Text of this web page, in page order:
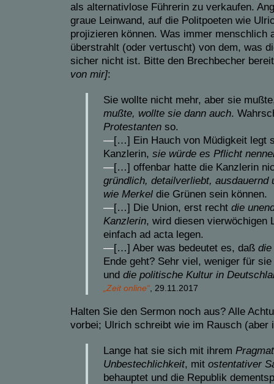
als alternativlose Führerin zu verkaufen.
graue Leinwand, auf die Politpoeten wie
projizieren können. Was immer menschlich
überstrahlt (oder vertuscht) von dem, was
sicher nicht ist. Bitte den Brechbecher
von mir]:
Sie wollte nicht mehr, aber sie
mußte, wollte sie dann auch.
Protestanten so.
—[…] Ein Hauch von Müdigkeit legt
Kanzlerin, sie würde es Pflicht
—[…] offenbar hatte die Kanzlerin
gründlich, detailverliebt, ausdauernd
wie Merkel die Grünen sein können.
—[…] Die Union, erst recht die
Kanzlerin, wird diesen vierwöchigen
einfach ad acta legen.
—[…] Aber was bedeutet es, daß
Ende geht? Sehr viel, weniger für
und die politische Kultur in
Zeit online“ , 29.11.2017
Halten Sie den Sermon noch aus? Alle
vorbei; Ulrich schreibt wie im Rausch (aber
Lange hat sie sich mit ihrem
Unbestechlichkeit, mit ostentativer
behauptet und die Republik